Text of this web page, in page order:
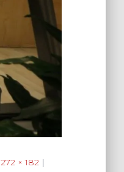
272 × 182 |